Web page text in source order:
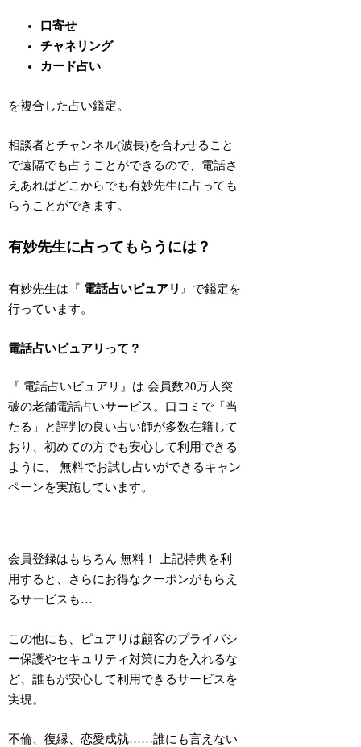
口寄せ
チャネリング
カード占い
を複合した占い鑑定。
相談者とチャンネル(波長)を合わせること
で遠隔でも占うことができるので、電話さ
えあればどこからでも有妙先生に占っても
らうことができます。
有妙先生に占ってもらうには？
有妙先生は『 電話占いピュアリ 』で鑑定を
行っています。
電話占いピュアリって？
『 電話占いピュアリ 』は会員数20万人突
破の老舗電話占いサービス 。口コミで「当
たる」と評判の良い占い師が多数在籍して
おり、初めての方でも安心して利用できる
ように、無料でお試し占いができるキャン
ペーンを実施しています。
会員登録はもちろん無料 ！
上記特典を利
用すると、さらにお得なクーポンがもらえ
るサービスも…
この他にも、ピュアリは顧客のプライバシ
ー保護やセキュリティ対策に力を入れるな
ど、誰もが安心して利用できるサービスを
実現。
不倫、復縁、恋愛成就……誰にも言えない